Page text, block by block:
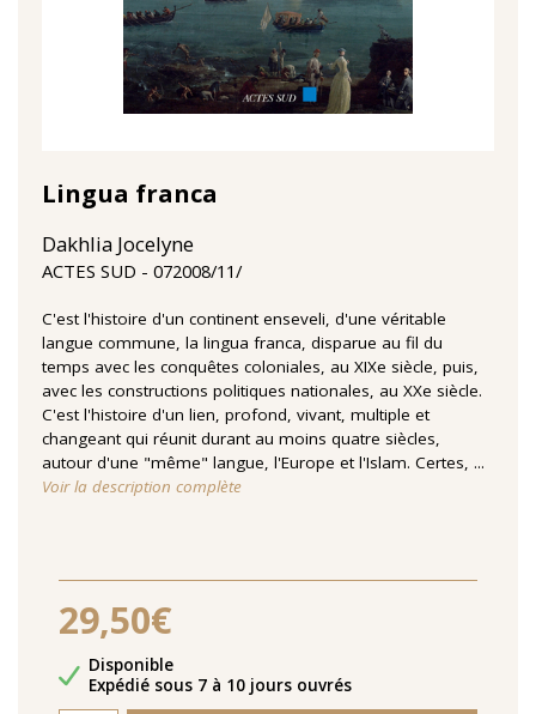
Lingua franca
Dakhlia Jocelyne
ACTES SUD 07‏/11‏/2008
C'est l'histoire d'un continent enseveli, d'une véritable
langue commune, la lingua franca, disparue au fil du
temps avec les conquêtes coloniales, au XIXe siècle, puis,
avec les constructions politiques nationales, au XXe siècle.
C'est l'histoire d'un lien, profond, vivant, multiple et
changeant qui réunit durant au moins quatre siècles,
autour d'une "même" langue, l'Europe et l'Islam. Certes, ...
Voir la description complète
29,50€
Disponibilité
Disponible
Délais de livraison
Expédié sous 7 à 10 jours ouvrés